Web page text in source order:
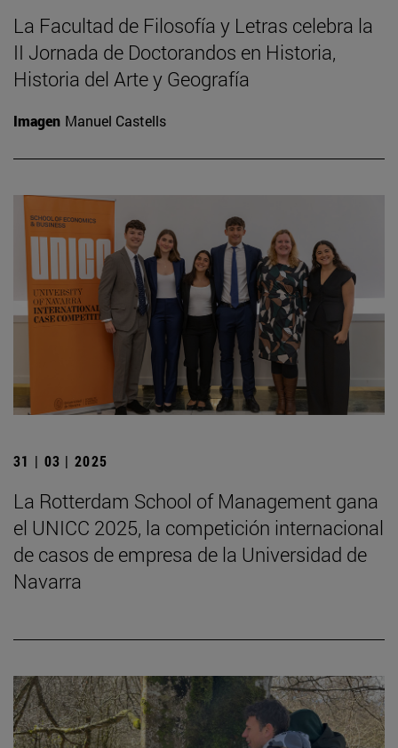
La Facultad de Filosofía y Letras celebra la
II Jornada de Doctorandos en Historia,
Historia del Arte y Geografía
Imagen Manuel Castells
31 | 03 | 2025
La Rotterdam School of Management gana
el UNICC 2025, la competición internacional
de casos de empresa de la Universidad de
Navarra